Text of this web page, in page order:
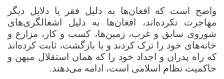
واضح است که افغان‌ها به دلیل فقر یا دلایل دیگر
مهاجرت نکرده‌اند، افغان‌ها به دلیل اشغالگری‌های
شوروی سابق و غرب، زمین‌ها، کسب و کار، مزارع و
خانه‌های خود را ترک کردند و با بازگشت، ثابت کرده‌اند
که راه پدران و اجداد خود را که همان استقلال میهن و
حاکمیت نظام اسلامی است، ادامه می‌دهند.